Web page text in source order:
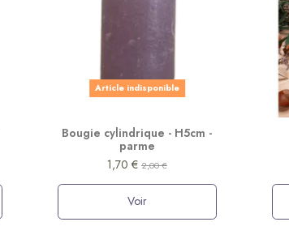
Article indisponible
Bougie cylindrique - H5cm -
parme
1,70 € 2,00 €
Voir